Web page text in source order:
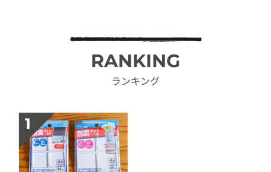
RANKING
ランキング